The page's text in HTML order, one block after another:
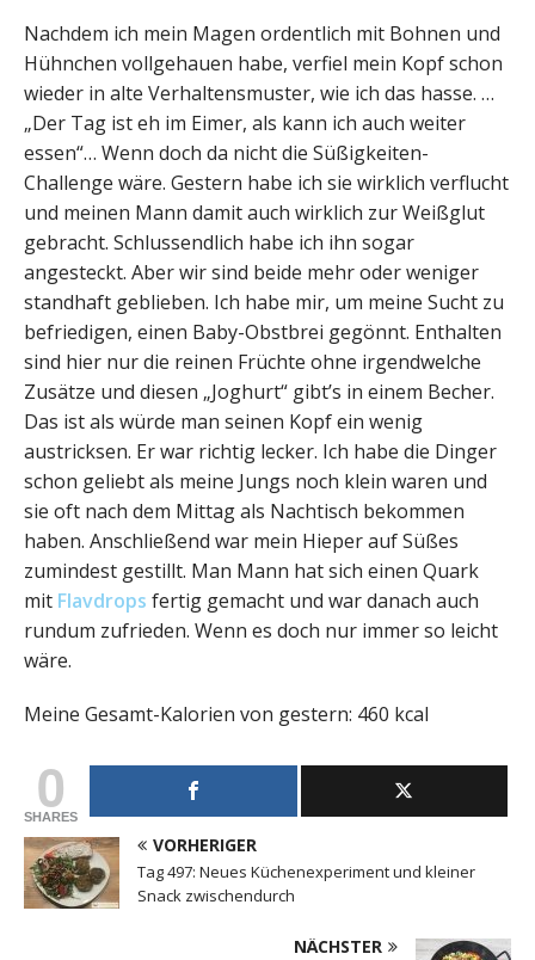
Nachdem ich mein Magen ordentlich mit Bohnen und
Hühnchen vollgehauen habe, verfiel mein Kopf schon
wieder in alte Verhaltensmuster, wie ich das hasse. …
„Der Tag ist eh im Eimer, als kann ich auch weiter
essen“… Wenn doch da nicht die Süßigkeiten-
Challenge wäre. Gestern habe ich sie wirklich verflucht
und meinen Mann damit auch wirklich zur Weißglut
gebracht. Schlussendlich habe ich ihn sogar
angesteckt. Aber wir sind beide mehr oder weniger
standhaft geblieben. Ich habe mir, um meine Sucht zu
befriedigen, einen Baby-Obstbrei gegönnt. Enthalten
sind hier nur die reinen Früchte ohne irgendwelche
Zusätze und diesen „Joghurt“ gibt’s in einem Becher.
Das ist als würde man seinen Kopf ein wenig
austricksen. Er war richtig lecker. Ich habe die Dinger
schon geliebt als meine Jungs noch klein waren und
sie oft nach dem Mittag als Nachtisch bekommen
haben. Anschließend war mein Hieper auf Süßes
zumindest gestillt. Man Mann hat sich einen Quark
mit Flavdrops fertig gemacht und war danach auch
rundum zufrieden. Wenn es doch nur immer so leicht
wäre.
Meine Gesamt-Kalorien von gestern: 460 kcal
0
SHARES
VORHERIGER
Tag 497: Neues Küchenexperiment und kleiner
Snack zwischendurch
NÄCHSTER